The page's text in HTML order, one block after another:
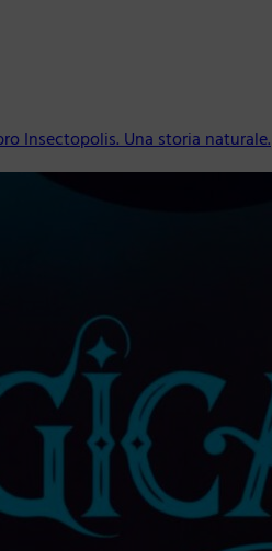
Insectopolis. Una storia naturale.